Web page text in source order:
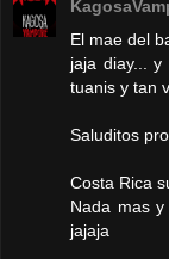
El mae del
jaja diay...
tuanis y tan
Saluditos
Costa Rica
Nada mas
jajaja